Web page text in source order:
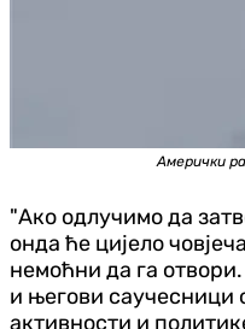
Амерички
"Ако одлучимо да
онда ће цијело
немоћни да га
и његови саучесници
активности и